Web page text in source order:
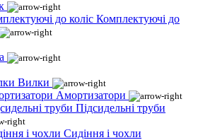
Комплектуючі до
Вилки
Амортизатори
Підсидельні труби
Сидіння і чохли